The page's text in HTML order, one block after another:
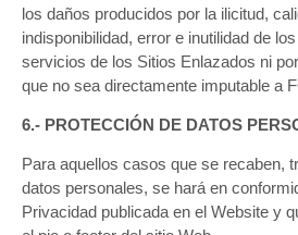
los daños producidos por la ilicitud,
indisponibilidad, error e inutilidad de
servicios de los Sitios Enlazados ni
que no sea directamente imputable a
6.- PROTECCIÓN DE DATOS
Para aquellos casos que se recaben,
datos personales, se hará en
Privacidad publicada en el Website y